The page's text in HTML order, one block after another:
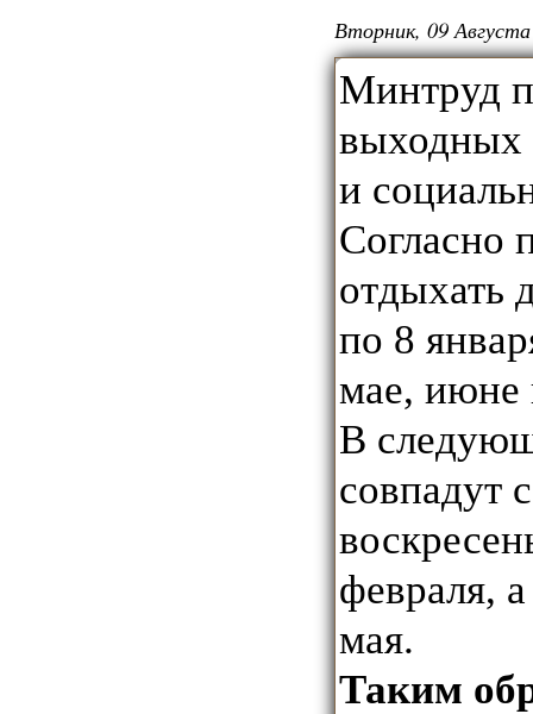
Вторник, 09
Минтруд
выходных
и
Согласно
отдыхать
по 8
мае, июне
В
совпадут
февраля,
мая.
Таким